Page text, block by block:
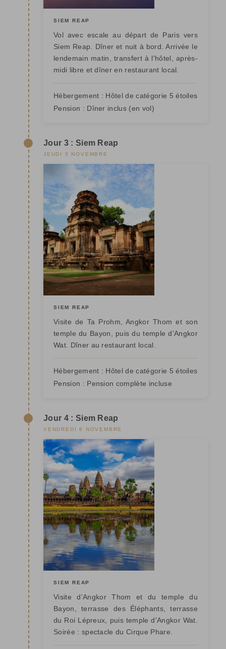
SIEM REAP
Vol avec escale au départ de Paris vers
Siem Reap. Dîner et nuit à bord. Arrivée le
lendemain matin, transfert à l'hôtel, après-
midi libre et dîner en restaurant local.
Hébergement : Hôtel de catégorie 5 étoiles
Pension : Dîner inclus (en vol)
Jour 3 : Siem Reap
JEUDI 5 NOVEMBRE
SIEM REAP
Visite de Ta Prohm, Angkor Thom et son
temple du Bayon, puis du temple d'Angkor
Wat. Dîner au restaurant local.
Hébergement : Hôtel de catégorie 5 étoiles
Pension : Pension complète incluse
Jour 4 : Siem Reap
VENDREDI 6 NOVEMBRE
SIEM REAP
Visite d'Angkor Thom et du temple du
Bayon, terrasse des Éléphants, terrasse
du Roi Lépreux, puis temple d'Angkor Wat.
Soirée : spectacle du Cirque Phare.